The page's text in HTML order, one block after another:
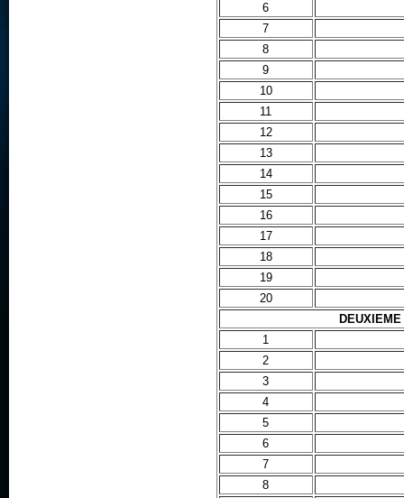
6
7
8
9
10
11
12
13
14
15
16
17
18
19
20
1
2
3
4
5
6
7
8